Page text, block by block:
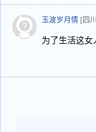
玉波岁月情 [四
为了生活这女